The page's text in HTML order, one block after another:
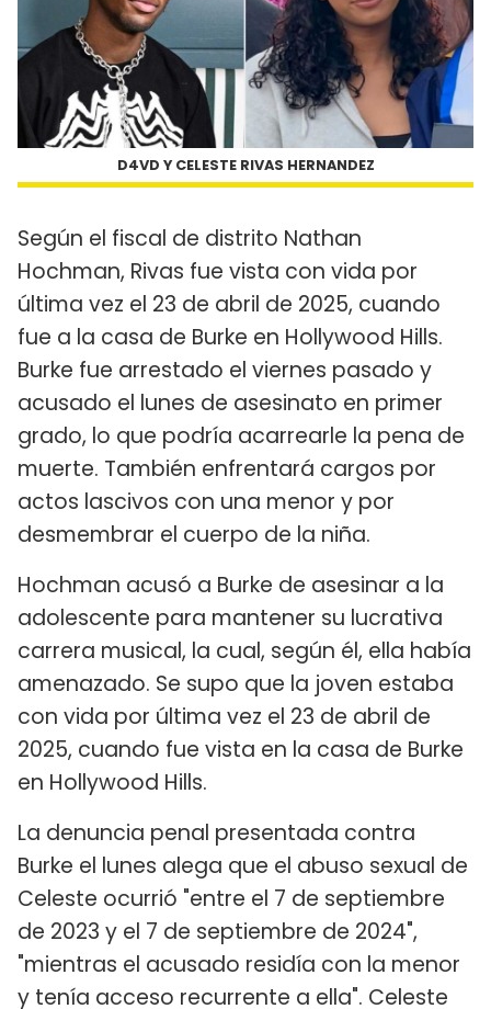
D4VD Y CELESTE RIVAS HERNANDEZ
Según el fiscal de distrito Nathan
Hochman, Rivas fue vista con vida por
última vez el 23 de abril de 2025, cuando
fue a la casa de Burke en Hollywood Hills.
Burke fue arrestado el viernes pasado y
acusado el lunes de asesinato en primer
grado, lo que podría acarrearle la pena de
muerte. También enfrentará cargos por
actos lascivos con una menor y por
desmembrar el cuerpo de la niña.
Hochman acusó a Burke de asesinar a la
adolescente para mantener su lucrativa
carrera musical, la cual, según él, ella había
amenazado. Se supo que la joven estaba
con vida por última vez el 23 de abril de
2025, cuando fue vista en la casa de Burke
en Hollywood Hills.
La denuncia penal presentada contra
Burke el lunes alega que el abuso sexual de
Celeste ocurrió "entre el 7 de septiembre
de 2023 y el 7 de septiembre de 2024",
"mientras el acusado residía con la menor
y tenía acceso recurrente a ella". Celeste